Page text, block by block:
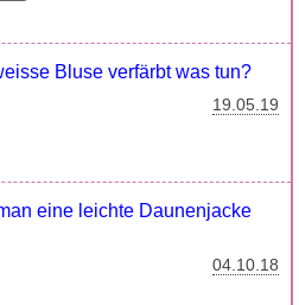
Bluse verfärbt was tun?
19.05.19
eine leichte Daunenjacke
04.10.18